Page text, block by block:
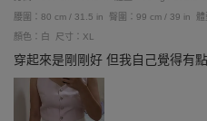
腰圍：80 cm / 31.5 in
臀圍：99 cm / 39 in
體
顏色：白
尺寸：XL
穿起來是剛剛好 但我自己覺得有